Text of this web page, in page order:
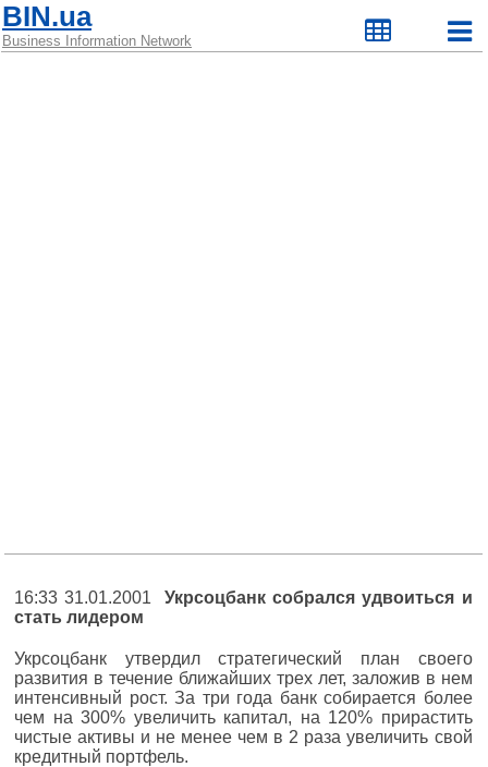
BIN.ua
Business Information Network
16:33 31.01.2001Укрсоцбанк собрался удвоиться и
стать лидером
Укрсоцбанк утвердил стратегический план своего
развития в течение ближайших трех лет, заложив в нем
интенсивный рост. За три года банк собирается более
чем на 300% увеличить капитал, на 120% прирастить
чистые активы и не менее чем в 2 раза увеличить свой
кредитный портфель.